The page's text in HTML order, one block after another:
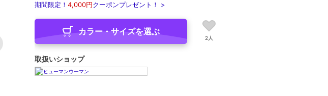
期間限定！ 4,000円クーポンプレゼント！ >
カラー・サイズを選ぶ
2人
取扱いショップ